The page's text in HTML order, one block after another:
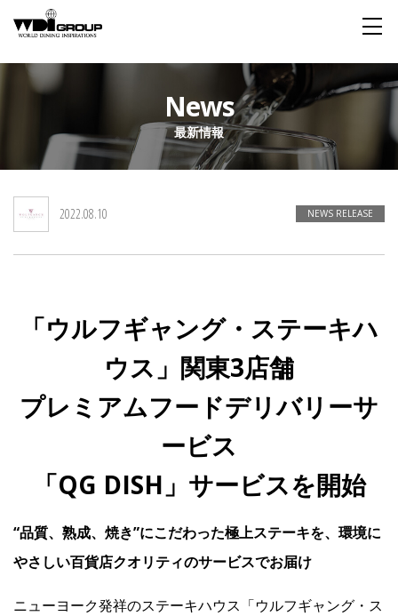
About WDI
WDI STANDARD
私たちが大切にするもの 舞台は世界
Social Responsibility Sustainability
Restaurant
Wedding
IR
財務・業績情報 株式情報 電子公告
News
最新情報
2022.08.10 NEWS RELEASE
「ウルフギャング・ステーキハ
ウス」関東3店舗
プレミアムフードデリバリーサ
ービス
「QG DISH」サービスを開始
“品質、熟成、焼き”にこだわった極上ステーキを、環境に
やさしい百貨店クオリティのサービスでお届け
ニューヨーク発祥のステーキハウス「ウルフギャング・ス